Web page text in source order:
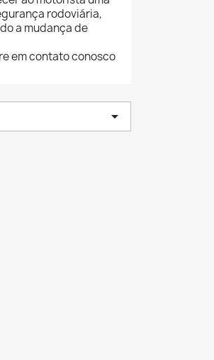
rodoviária,
a mudança de
em contato conosco
